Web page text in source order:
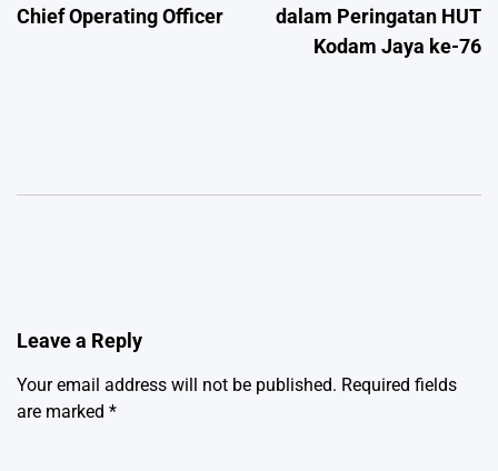
Chief Operating Officer
dalam Peringatan HUT
Kodam Jaya ke-76
Leave a Reply
Your email address will not be published. Required fields
are marked *